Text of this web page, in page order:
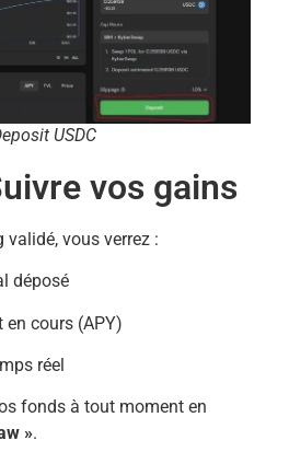
USDC
vos gains
vous verrez :
déposé
en cours (APY)
réel
fonds à tout moment en
».